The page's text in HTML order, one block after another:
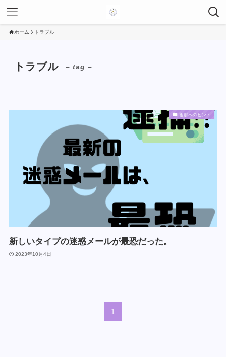
ホーム トラブル
トラブル – tag –
蓄財へのヒント
新しいタイプの迷惑メールが最恐だった。
2023年10月4日
1